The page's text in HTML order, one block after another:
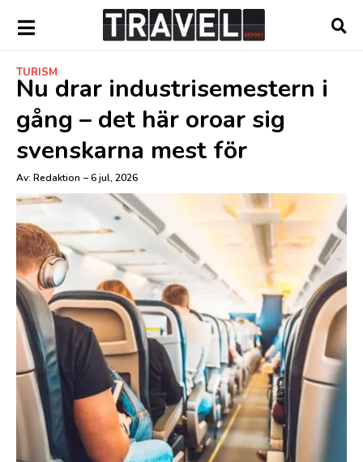
TURISM
Nu drar industrisemestern i
gång – det här oroar sig
svenskarna mest för
Av: Redaktion –6 jul, 2026